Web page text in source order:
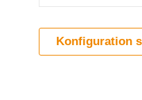
Konfiguration